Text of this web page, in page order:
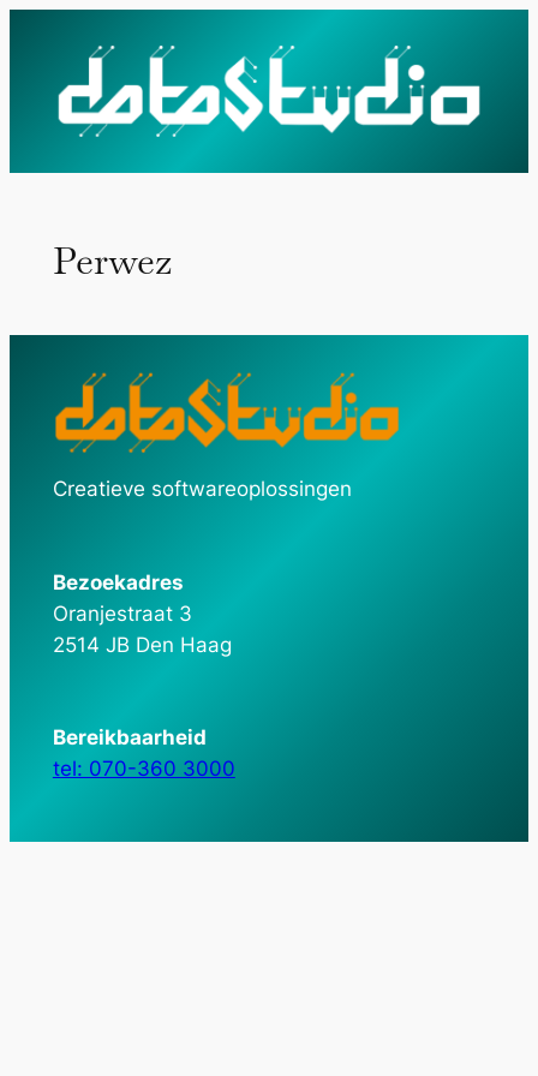
inhoud
Perwez
Creatieve softwareoplossingen
Bezoekadres
Oranjestraat 3
2514 JB Den Haag
Bereikbaarheid
tel: 070-360 3000